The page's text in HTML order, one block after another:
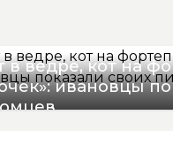
в ведре, кот на
ивановцы